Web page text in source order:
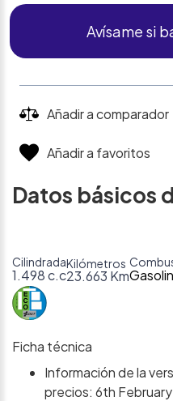
Avísame si
Añadir a comparador
Añadir a favoritos
Datos básicos
Cilindrada
1.498 c.c
Kilómetros
23.663 Km
Ficha técnica
Información de la
precios: 6th